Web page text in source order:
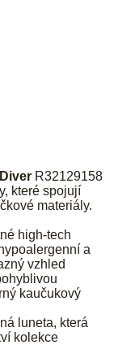
Diver R32129158
které spojují
materiály.
high-tech
a
vzhled
kaučukový
luneta, která
kolekce